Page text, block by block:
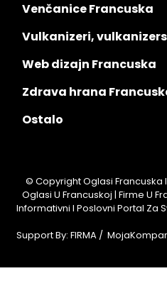
Venčanice Francuska
Vulkanizeri,
Web dizajn Francuska
Zdrava hrana
Ostalo
© Copyright Oglasi Francuska
Oglasi U Francuskoj | Firme U
Informativni I Poslovni Portal Za
Support By: FIRMA /